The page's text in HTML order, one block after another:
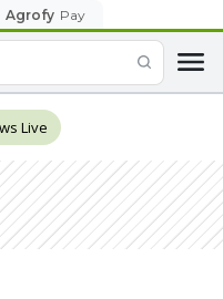
Agrofy Pay
Live